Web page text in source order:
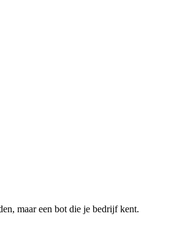
maar een bot die je bedrijf kent.